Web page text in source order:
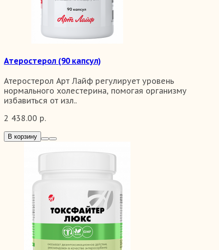
Атеростерол (90 капсул)
Атеростерол Арт Лайф регулирует уровень
нормального холестерина, помогая организму
избавиться от изл..
2 438.00 р.
В корзину